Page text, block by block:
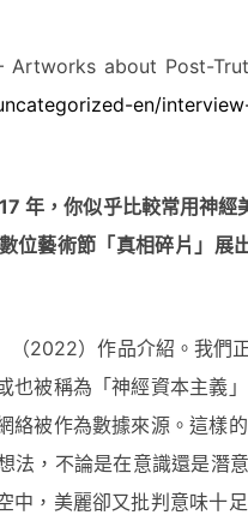
Artworks about Post-
en/
年，你似乎比較常用神經
位藝術節「 真相碎片」展
2022）作品介紹。我們
也被稱為「神經資本主義
絡被作為數據來源。這樣
法，不論是在意識還是潛
中，美麗卻又批判意味十